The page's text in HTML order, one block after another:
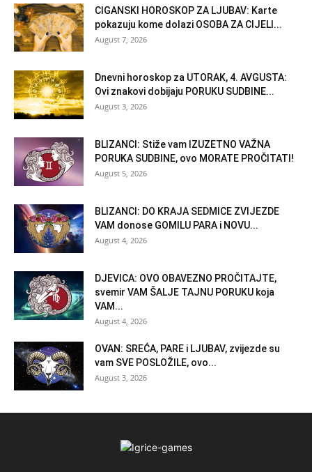
CIGANSKI HOROSKOP ZA LJUBAV: Karte
pokazuju kome dolazi OSOBA ZA CIJELI...
August 7, 2026
Dnevni horoskop za UTORAK, 4. AVGUSTA:
Ovi znakovi dobijaju PORUKU SUDBINE...
August 3, 2026
BLIZANCI: Stiže vam IZUZETNO VAŽNA
PORUKA SUDBINE, ovo MORATE PROČITATI!
August 5, 2026
BLIZANCI: DO KRAJA SEDMICE ZVIJEZDE
VAM donose GOMILU PARA i NOVU...
August 4, 2026
DJEVICA: OVO OBAVEZNO PROČITAJTE,
svemir VAM ŠALJE TAJNU PORUKU koja
VAM...
August 4, 2026
OVAN: SREĆA, PARE i LJUBAV, zvijezde su
vam SVE POSLOŽILE, ovo...
August 3, 2026